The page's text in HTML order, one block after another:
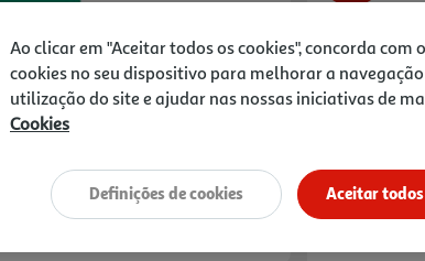
14,90 €
8,94 €
Promoção: de 27/7/
Ao clicar em "Aceitar todos os cookies", concorda com
cookies no seu dispositivo para melhorar a
utilização do site e ajudar nas nossas iniciativas de
Cookies
Aceitar todos
Definições de cookies